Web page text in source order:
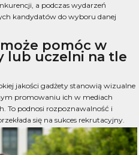
a podczas wydarzeń
kandydatów do wyboru danej
pomóc w
lub uczelni na tle
jakości gadżety stanowią wizualne
promowaniu ich w mediach
To podnosi rozpoznawalność i
się na sukces rekrutacyjny.